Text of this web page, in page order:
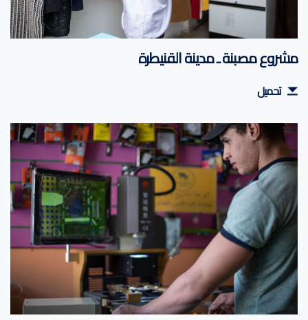
مشروع مصبنة ـ مدينة القنيطرة
تحميل